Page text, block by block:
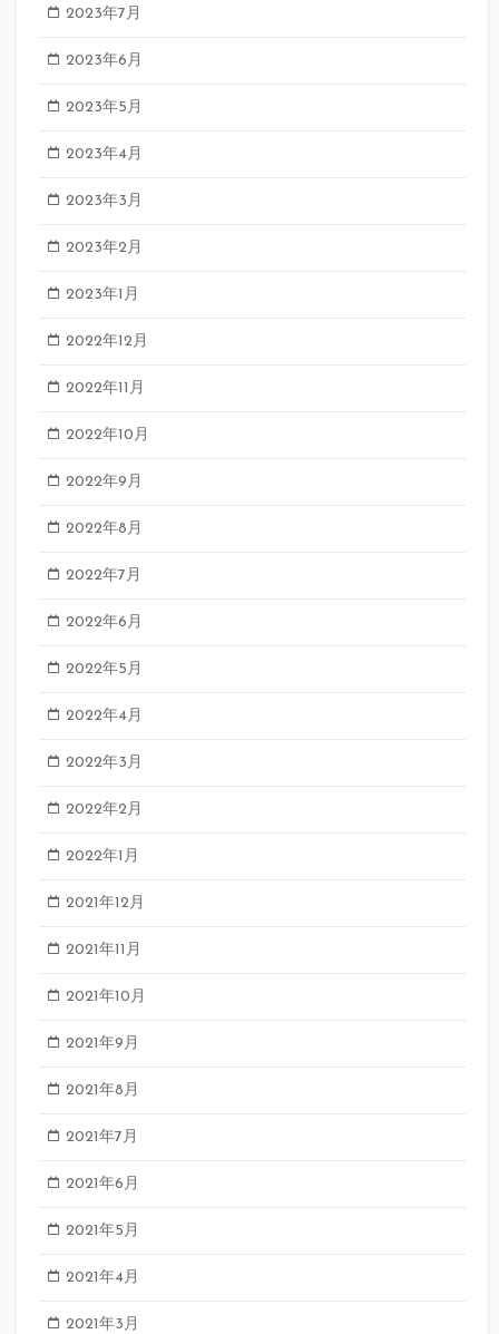
2023年7月
2023年6月
2023年5月
2023年4月
2023年3月
2023年2月
2023年1月
2022年12月
2022年11月
2022年10月
2022年9月
2022年8月
2022年7月
2022年6月
2022年5月
2022年4月
2022年3月
2022年2月
2022年1月
2021年12月
2021年11月
2021年10月
2021年9月
2021年8月
2021年7月
2021年6月
2021年5月
2021年4月
2021年3月